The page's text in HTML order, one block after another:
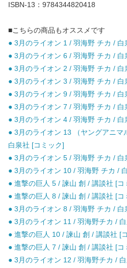
ISBN-13：9784344820418
■こちらの商品もオススメです
● 3月のライオン 1 / 羽海野 チカ / 白
● 3月のライオン 6 / 羽海野 チカ / 白
● 3月のライオン 2 / 羽海野 チカ / 白
● 3月のライオン 3 / 羽海野 チカ / 白
● 3月のライオン 9 / 羽海野 チカ / 白
● 3月のライオン 7 / 羽海野 チカ / 白
● 3月のライオン 4 / 羽海野 チカ / 白
● 3月のライオン 13 （ヤングアニ
白泉社 [コミック]
● 3月のライオン 5 / 羽海野 チカ / 白
● 3月のライオン 10 / 羽海野 チカ /
● 進撃の巨人 5 / 諫山 創 / 講談社 [コ
● 進撃の巨人 8 / 諫山 創 / 講談社 [コ
● 3月のライオン 8 / 羽海野 チカ / 白
● 3月のライオン 11 / 羽海野チカ /
● 進撃の巨人 10 / 諫山 創 / 講談社 [
● 進撃の巨人 7 / 諫山 創 / 講談社 [コ
● 3月のライオン 12 / 羽海野チカ /